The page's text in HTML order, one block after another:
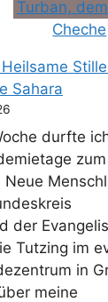
Sahara
durfte
Neue
der
Tutzing im
in
meine